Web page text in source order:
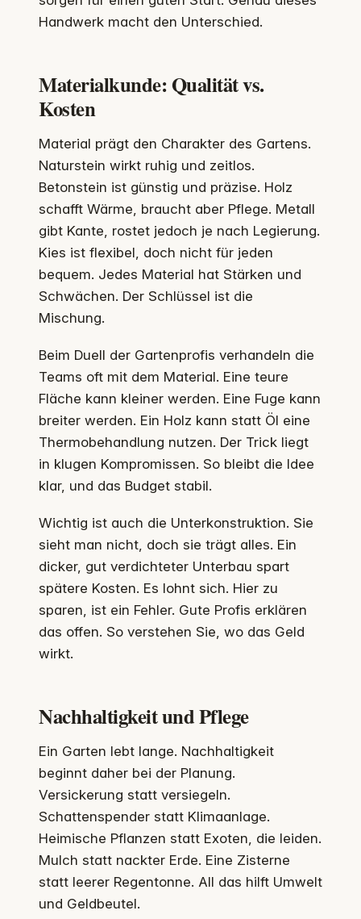
Handwerk macht den Unterschied.
Materialkunde: Qualität vs.
Kosten
Material prägt den Charakter des Gartens.
Naturstein wirkt ruhig und zeitlos.
Betonstein ist günstig und präzise. Holz
schafft Wärme, braucht aber Pflege. Metall
gibt Kante, rostet jedoch je nach Legierung.
Kies ist flexibel, doch nicht für jeden
bequem. Jedes Material hat Stärken und
Schwächen. Der Schlüssel ist die
Mischung.
Beim Duell der Gartenprofis verhandeln die
Teams oft mit dem Material. Eine teure
Fläche kann kleiner werden. Eine Fuge kann
breiter werden. Ein Holz kann statt Öl eine
Thermobehandlung nutzen. Der Trick liegt
in klugen Kompromissen. So bleibt die Idee
klar, und das Budget stabil.
Wichtig ist auch die Unterkonstruktion. Sie
sieht man nicht, doch sie trägt alles. Ein
dicker, gut verdichteter Unterbau spart
spätere Kosten. Es lohnt sich. Hier zu
sparen, ist ein Fehler. Gute Profis erklären
das offen. So verstehen Sie, wo das Geld
wirkt.
Nachhaltigkeit und Pflege
Ein Garten lebt lange. Nachhaltigkeit
beginnt daher bei der Planung.
Versickerung statt versiegeln.
Schattenspender statt Klimaanlage.
Heimische Pflanzen statt Exoten, die leiden.
Mulch statt nackter Erde. Eine Zisterne
statt leerer Regentonne. All das hilft Umwelt
und Geldbeutel.